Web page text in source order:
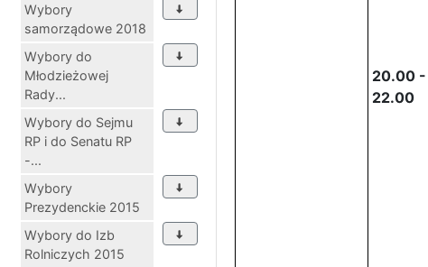
Wybory
samorządowe 2018
Wybory do
Młodzieżowej
Rady...
Wybory do Sejmu
RP i do Senatu RP
-...
Wybory
Prezydenckie 2015
Wybory do Izb
Rolniczych 2015
20.00 -
22.00